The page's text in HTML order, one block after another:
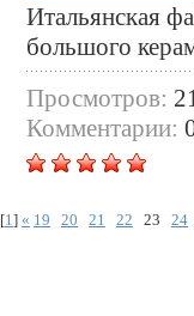
Итальянская
большого
Просмотров:
Комментарии:
[1 ] « 19 20 21 22 23 24